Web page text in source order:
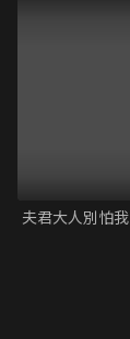
夫君大人別怕我